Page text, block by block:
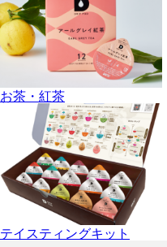
お茶・紅茶
テイスティングキット